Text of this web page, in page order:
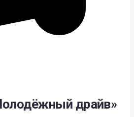
драйв»